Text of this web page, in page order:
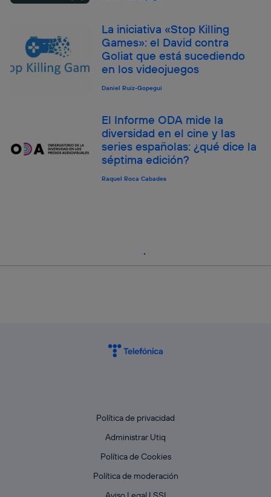
La iniciativa «Stop Killing
Games»: el David contra
Goliat que está sucediendo
en los videojuegos
Daniel Ruiz-Gopegui
El Informe ODA mide la
diversidad en el cine y las
series españolas: ¿qué dice la
séptima edición?
Raquel Roca Cabades
Política de privacidad
Administrar Utiq
Política de Cookies
Política de moderación